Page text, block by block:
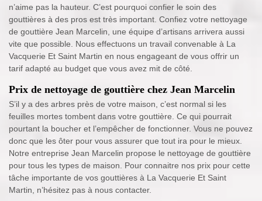
n’aime pas la hauteur. C’est pourquoi confier le soin des
gouttières à des pros est très important. Confiez votre nettoyage
de gouttière Jean Marcelin, une équipe d’artisans arrivera aussi
vite que possible. Nous effectuons un travail convenable à La
Vacquerie Et Saint Martin en nous engageant de vous offrir un
tarif adapté au budget que vous avez mit de côté.
Prix de nettoyage de gouttière chez Jean Marcelin
S’il y a des arbres près de votre maison, c’est normal si les
feuilles mortes tombent dans votre gouttière. Ce qui pourrait
pourtant la boucher et l’empêcher de fonctionner. Vous ne pouvez
donc que les ôter pour vous assurer que tout ira pour le mieux.
Notre entreprise Jean Marcelin propose le nettoyage de gouttière
pour tous les types de maison. Pour connaitre nos prix pour cette
tâche importante de vos gouttières à La Vacquerie Et Saint
Martin, n’hésitez pas à nous contacter.